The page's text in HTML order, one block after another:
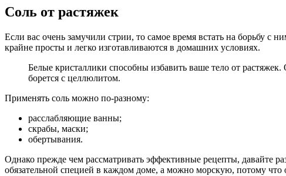
Соль от растяжек
Если вас очень замучили стрии, то самое время встать на борьбу
крайне просты и легко изготавливаются в домашних условиях.
Белые кристаллики способны избавить ваше тело от
борется с целлюлитом.
Применять соль можно по-разному:
расслабляющие ванны;
скрабы, маски;
обертывания.
Однако прежде чем рассматривать эффективные рецепты, давайте
обязательной специей в каждом доме, а можно морскую, потому